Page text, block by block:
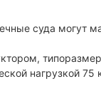
суда могут
типоразмер
нагрузкой